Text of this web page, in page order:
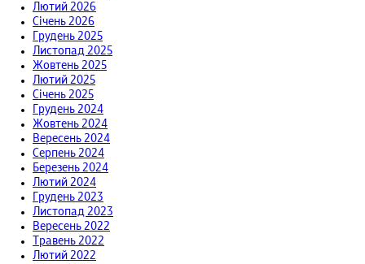
Лютий 2026
Січень 2026
Грудень 2025
Листопад 2025
Жовтень 2025
Лютий 2025
Січень 2025
Грудень 2024
Жовтень 2024
Вересень 2024
Серпень 2024
Березень 2024
Лютий 2024
Грудень 2023
Листопад 2023
Вересень 2022
Травень 2022
Лютий 2022